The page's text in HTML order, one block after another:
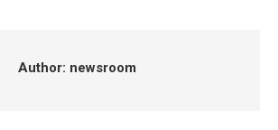
Author: newsroom